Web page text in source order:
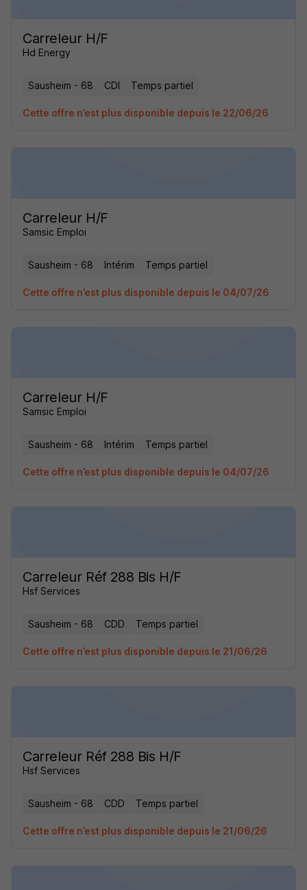
Carreleur H/F
Hd Energy
Sausheim - 68 CDI Temps partiel
Cette offre n’est plus disponible depuis le 22/06/26
Carreleur H/F
Samsic Emploi
Sausheim - 68 Intérim Temps partiel
Cette offre n’est plus disponible depuis le 04/07/26
Carreleur H/F
Samsic Emploi
Sausheim - 68 Intérim Temps partiel
Cette offre n’est plus disponible depuis le 04/07/26
Carreleur Réf 288 Bis H/F
Hsf Services
Sausheim - 68 CDD Temps partiel
Cette offre n’est plus disponible depuis le 21/06/26
Carreleur Réf 288 Bis H/F
Hsf Services
Sausheim - 68 CDD Temps partiel
Cette offre n’est plus disponible depuis le 21/06/26